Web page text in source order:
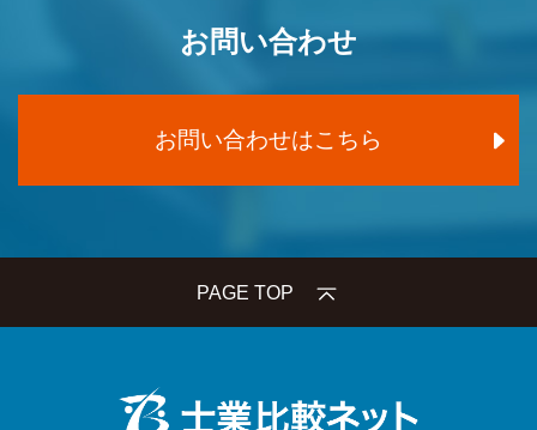
お問い合わせ
お問い合わせはこちら
PAGE TOP